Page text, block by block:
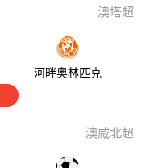
澳塔超
河畔奥林匹克
澳威北超